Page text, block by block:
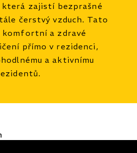
která zajistí bezprašné
čerstvý vzduch. Tato
komfortní a zdravé
přímo v rezidenci,
a aktivnímu